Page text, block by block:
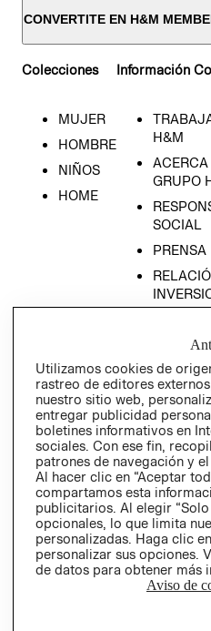
CONVERTITE EN H&M
Colecciones
MUJER
HOMBRE
NIÑOS
HOME
Información
H&M
ACERCA
GRUPO
SOCIAL
PRENSA
Uruguay ($U)
Utilizamos cookies de
rastreo de editores
nuestro sitio web,
entregar publicidad
boletines informativos en
sociales. Con ese fin,
patrones de navegación y
Al hacer clic en “Aceptar
compartamos esta
publicitarios. Al elegir
opcionales, lo que limita
personalizadas. Haga clic
personalizar sus opciones.
de datos para obtener más
Aviso de